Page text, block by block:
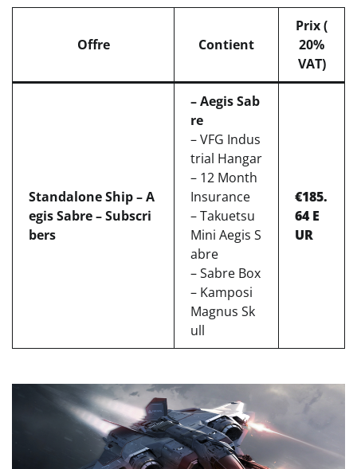
Offre Contient
Prix (
20%
VAT)
Standalone Ship – A
egis Sabre – Subscri
bers
– Aegis Sab
re
– VFG Indus
trial Hangar
– 12 Month
Insurance
– Takuetsu
Mini Aegis S
abre
– Sabre Box
– Kamposi
Magnus Sk
ull
€185.
64 E
UR